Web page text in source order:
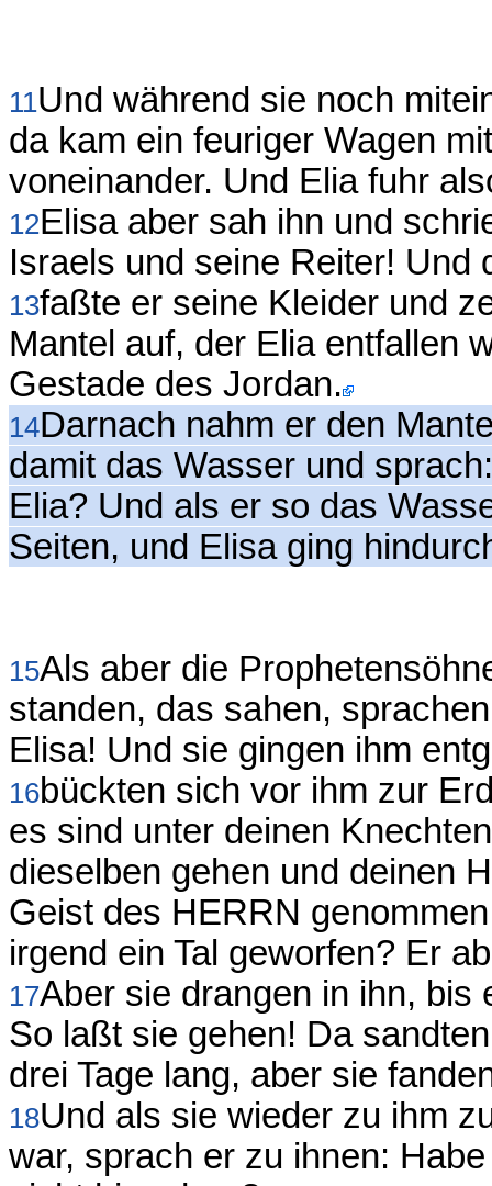
11Und während sie noch
da kam ein feuriger Wagen
voneinander. Und Elia fuhr
12Elisa aber sah ihn und
Israels und seine Reiter! Und
13faßte er seine Kleider und
Mantel auf, der Elia entfallen
Gestade des Jordan.
14Darnach nahm er den
damit das Wasser und
Elia? Und als er so das
Seiten, und Elisa ging
15Als aber die
standen, das sahen,
Elisa! Und sie gingen ihm
16bückten sich vor ihm zur
es sind unter deinen
dieselben gehen und deinen
Geist des HERRN
irgend ein Tal geworfen? Er
17Aber sie drangen in ihn, bis
So laßt sie gehen! Da
drei Tage lang, aber sie
18Und als sie wieder zu ihm
war, sprach er zu ihnen: